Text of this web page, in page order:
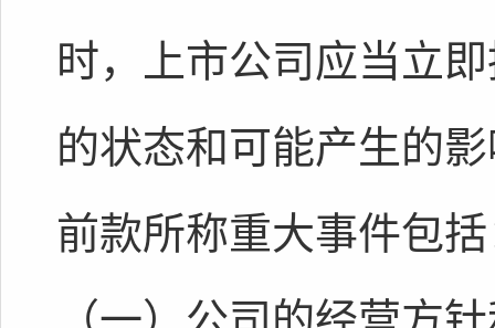
时，上市公司应当立
的状态和可能产生的
前款所称重大事件包